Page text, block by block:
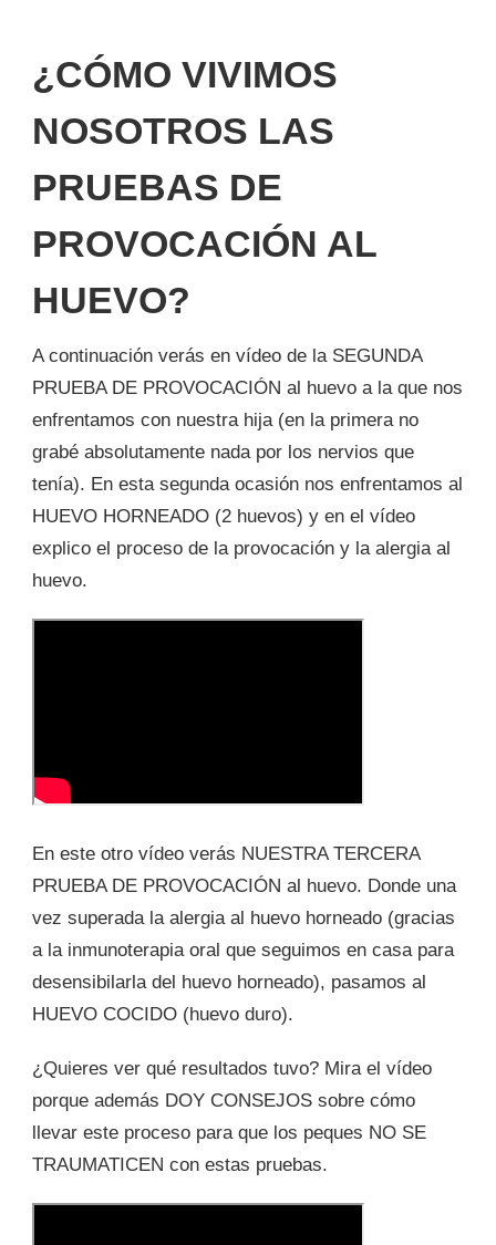
¿CÓMO VIVIMOS
NOSOTROS LAS
PRUEBAS DE
PROVOCACIÓN AL
HUEVO?
A continuación verás en vídeo de la SEGUNDA
PRUEBA DE PROVOCACIÓN al huevo a la que nos
enfrentamos con nuestra hija (en la primera no
grabé absolutamente nada por los nervios que
tenía). En esta segunda ocasión nos enfrentamos al
HUEVO HORNEADO (2 huevos) y en el vídeo
explico el proceso de la provocación y la alergia al
huevo.
En este otro vídeo verás NUESTRA TERCERA
PRUEBA DE PROVOCACIÓN al huevo. Donde una
vez superada la alergia al huevo horneado (gracias
a la inmunoterapia oral que seguimos en casa para
desensibilarla del huevo horneado), pasamos al
HUEVO COCIDO (huevo duro).
¿Quieres ver qué resultados tuvo? Mira el vídeo
porque además DOY CONSEJOS sobre cómo
llevar este proceso para que los peques NO SE
TRAUMATICEN con estas pruebas.